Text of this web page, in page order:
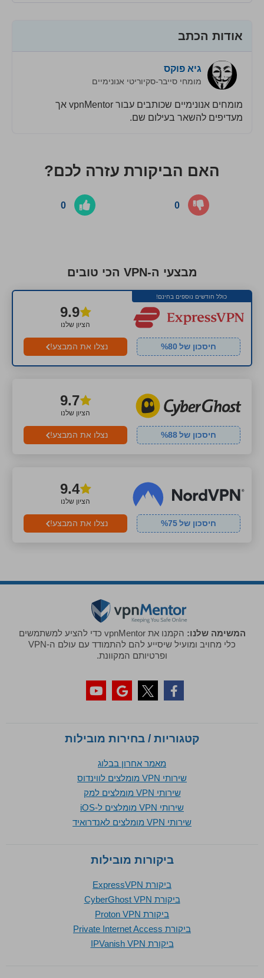
אודות הכתב
גיא פוקס
מומחי סייבר-סקיוריטי אנונימיים
מומחים אנונימיים שכותבים עבור vpnMentor אך
מעדיפים להשאר בעילום שם.
האם הביקורת עזרה לכם?
0 0
מבצעי ה-VPN הכי טובים
כולל חודשים נוספים בחינם!
הציון שלנו
9.9
חיסכון של80
% נצלו את המבצע!
הציון שלנו
9.7
חיסכון של88
% נצלו את המבצע!
הציון שלנו
9.4
חיסכון של75
% נצלו את המבצע!
המשימה שלנו:
הקמנו את vpnMentor כדי להציע למשתמשים
כלי מחויב ומועיל שיסייע להם להתמודד עם עולם ה-VPN
ופרטיותם המקוונת.
קטגוריות / בחירות מובילות
מאמר אחרון בבלוג
שירותי VPN מומלצים לווינדוס
שירותי VPN מומלצים למק
שירותי VPN מומלצים ל-iOS
שירותי VPN מומלצים לאנדרואיד
ביקורות מובילות
ביקורת ExpressVPN
ביקורת CyberGhost VPN
ביקורת Proton VPN
ביקורת Private Internet Access
ביקורת IPVanish VPN